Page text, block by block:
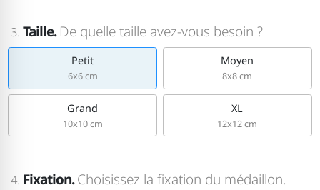
3. Taille. De quelle taille avez-vous besoin ?
Petit
6x6 cm
Moyen
8x8 cm
Grand
10x10 cm
XL
12x12 cm
4. Fixation.Choisissez la fixation du médaillon.